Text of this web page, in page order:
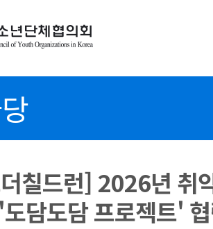
칠드런] 2026년 취
담도담 프로젝트'